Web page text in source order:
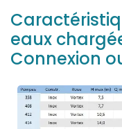
eaux
Connexion